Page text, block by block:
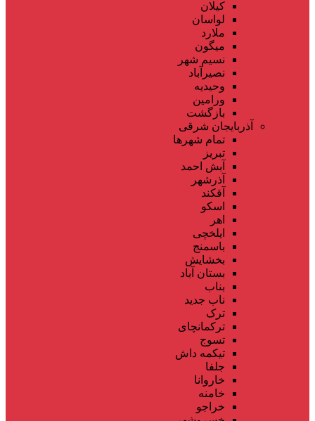
کیلان
لواسان
ملارد
میگون
نسیم شهر
نصیرآباد
وحیدیه
ورامین
بازگشت
آذربایجان شرقی
تمام شهر‌ها
تبریز
آبش احمد
آذرشهر
آقکند
اسکو
اهر
ایلخچی
باسمنج
بخشایش
بستان آباد
بناب
ناب جدید
ترک
ترکمانچای
تسوج
تیکمه داش
جلفا
خاروانا
خامنه
خراجو